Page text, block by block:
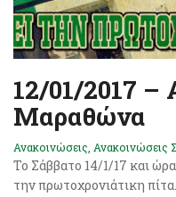
12/01/2017 –
Μαραθώνα
Ανακοινώσεις, Ανακοινώσεις
Το Σάββατο 14/1/17 και
την πρωτοχρονιάτικη